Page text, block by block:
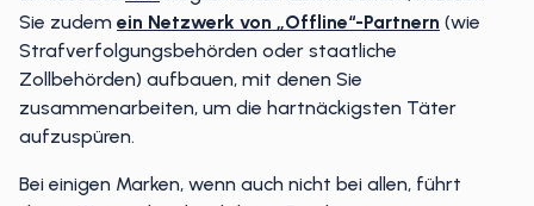
umfassend
wie möglich umsetzen möchten, müssen
Sie zudem ein Netzwerk von „Offline“-Partnern
Strafverfolgungsbehörden oder staatliche
Zollbehörden) aufbauen, mit denen Sie
zusammenarbeiten, um die hartnäckigsten Täter
aufzuspüren.